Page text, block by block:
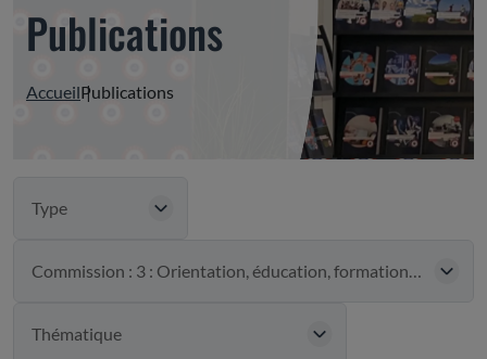
Publications
AccueilPublications